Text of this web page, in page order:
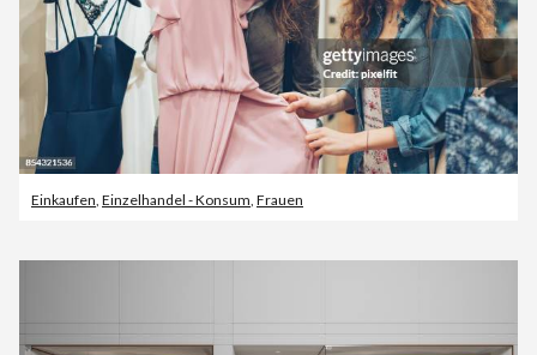
Einkaufen, Einzelhandel - Konsum, Frauen